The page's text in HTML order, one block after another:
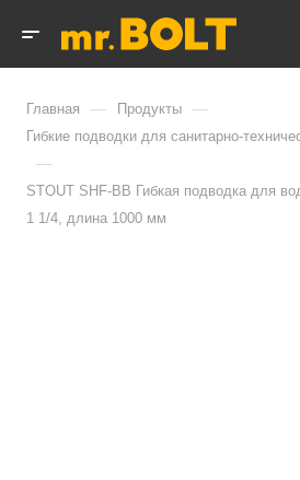
Главная — Продукты —
Гибкие подводки для санитарно-
—
STOUT SHF-ВВ Гибкая подводка для
1 1/4, длина 1000 мм